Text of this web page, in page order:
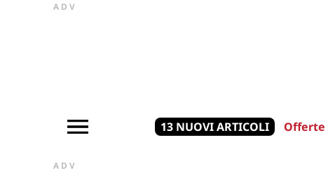
ADV
13 NUOVI ARTICOLI Offerte
ADV